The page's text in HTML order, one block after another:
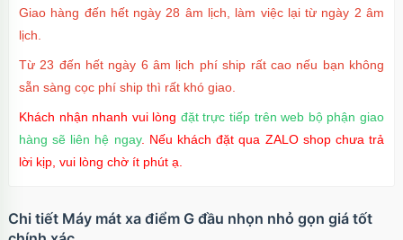
MãOPC17trị giá70.000₫
Ốp lưng iPhone 17 Pro Max Clear Case
Magnetic trong suốt
MãOPC17MXtrị giá70.000₫
Ốp lưng iPhone 17 Pro Max TPU Space trong
OP17MX trị giá 70.000₫
Ốp lưng iPhone 17 Pro TPU Space trong suốt
tối giản
Giao hàng đến hết ngày 28 âm lịch, làm việc lại từ ngày 2 âm
lịch.
Từ 23 đến hết ngày 6 âm lịch phí ship rất cao nếu bạn không
sẵn sàng cọc phí ship thì rất khó giao.
Khách nhận nhanh vui lòng đặt trực tiếp trên web bộ phận giao
hàng sẽ liên hệ ngay. Nếu khách đặt qua ZALO shop chưa trả
lời kịp, vui lòng chờ ít phút ạ.
Chi tiết Máy mát xa điểm G đầu nhọn nhỏ gọn giá tốt